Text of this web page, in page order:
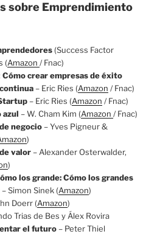
sobre Emprendimiento
(Success Factor
(Amazon / Fnac)
Cómo crear empresas de éxito
– Eric Ries (Amazon / Fnac)
– Eric Ries (Amazon / Fnac)
azul – W. Cham Kim (Amazon / Fnac)
negocio– Yves Pigneur &
)
valor– Alexander Osterwalder,
)
los grande: Cómo los grandes
– Simon Sinek (Amazon)
Doerr (Amazon)
Trias de Bes y Álex Rovira
el futuro– Peter Thiel